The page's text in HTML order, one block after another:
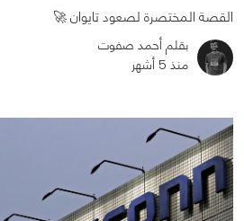
1830
القصة المختصرة لصعود تايوان 🚀
بقلم أحمد صفوت
منذ 5 أشهر